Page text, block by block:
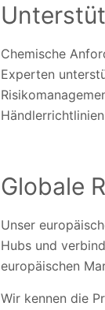
Chemische
Experten
Globale
Unser
Hubs und
europäischen
Wir kennen die